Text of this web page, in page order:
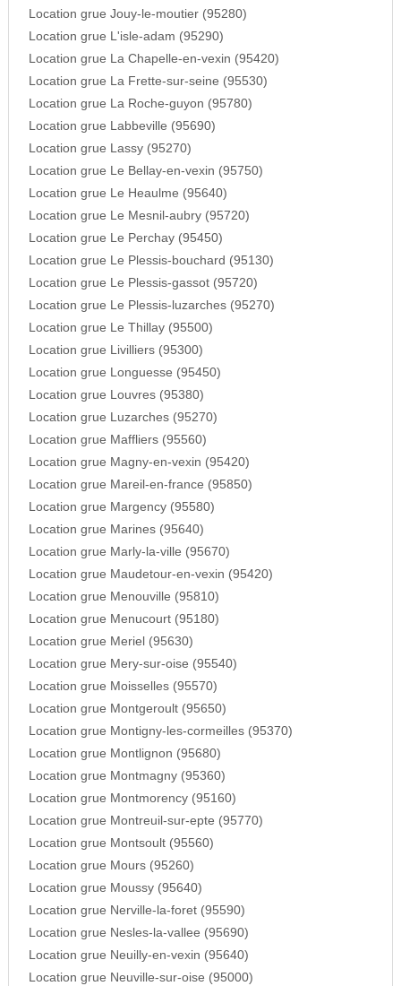
Location grue Jouy-le-moutier (95280)
Location grue L'isle-adam (95290)
Location grue La Chapelle-en-vexin (95420)
Location grue La Frette-sur-seine (95530)
Location grue La Roche-guyon (95780)
Location grue Labbeville (95690)
Location grue Lassy (95270)
Location grue Le Bellay-en-vexin (95750)
Location grue Le Heaulme (95640)
Location grue Le Mesnil-aubry (95720)
Location grue Le Perchay (95450)
Location grue Le Plessis-bouchard (95130)
Location grue Le Plessis-gassot (95720)
Location grue Le Plessis-luzarches (95270)
Location grue Le Thillay (95500)
Location grue Livilliers (95300)
Location grue Longuesse (95450)
Location grue Louvres (95380)
Location grue Luzarches (95270)
Location grue Maffliers (95560)
Location grue Magny-en-vexin (95420)
Location grue Mareil-en-france (95850)
Location grue Margency (95580)
Location grue Marines (95640)
Location grue Marly-la-ville (95670)
Location grue Maudetour-en-vexin (95420)
Location grue Menouville (95810)
Location grue Menucourt (95180)
Location grue Meriel (95630)
Location grue Mery-sur-oise (95540)
Location grue Moisselles (95570)
Location grue Montgeroult (95650)
Location grue Montigny-les-cormeilles (95370)
Location grue Montlignon (95680)
Location grue Montmagny (95360)
Location grue Montmorency (95160)
Location grue Montreuil-sur-epte (95770)
Location grue Montsoult (95560)
Location grue Mours (95260)
Location grue Moussy (95640)
Location grue Nerville-la-foret (95590)
Location grue Nesles-la-vallee (95690)
Location grue Neuilly-en-vexin (95640)
Location grue Neuville-sur-oise (95000)